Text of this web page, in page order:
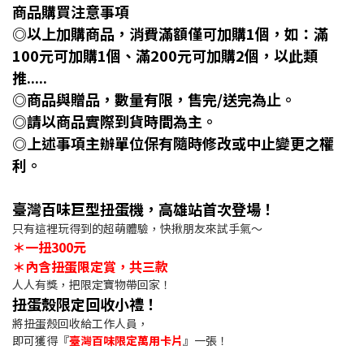
商品購買注意事項
◎以上加購商品，消費滿額僅可加購1個，如：滿
100元可加購1個、滿200元可加購2個，以此類
推.....
◎商品與贈品，數量有限，售完/送完為止。
◎請以商品實際到貨時間為主。
◎上述事項主辦單位保有隨時修改或中止變更之權
利。
臺灣百味巨型扭蛋機，高雄站首次登場！
只有這裡玩得到的超萌體驗，快揪朋友來試手氣～
＊一扭300元
＊內含扭蛋限定賞，共三款
人人有獎，把限定寶物帶回家！
扭蛋殼限定回收小禮！
將扭蛋殼回收給工作人員，
即可獲得『臺灣百味限定萬用卡片』一張！